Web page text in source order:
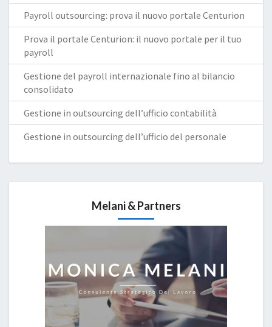
Payroll outsourcing: prova il nuovo portale Centurion
Prova il portale Centurion: il nuovo portale per il tuo
payroll
Gestione del payroll internazionale fino al bilancio
consolidato
Gestione in outsourcing dell’ufficio contabilità
Gestione in outsourcing dell’ufficio del personale
Melani & Partners